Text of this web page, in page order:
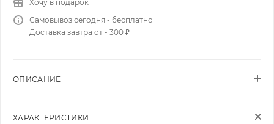
Хочу в подарок
Самовывоз сегодня - бесплатно
Доставка завтра от - 300 ₽
ОПИСАНИЕ
ХАРАКТЕРИСТИКИ